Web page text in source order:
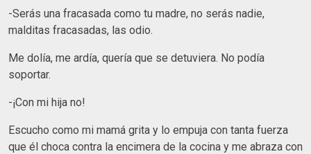
-Serás una fracasada como tu madre, no serás nadie,
malditas fracasadas, las odio.
Me dolía, me ardía, quería que se detuviera. No podía
soportar.
-¡Con mi hija no!
Escucho como mi mamá grita y lo empuja con tanta fuerza
que él choca contra la encimera de la cocina y me abraza con